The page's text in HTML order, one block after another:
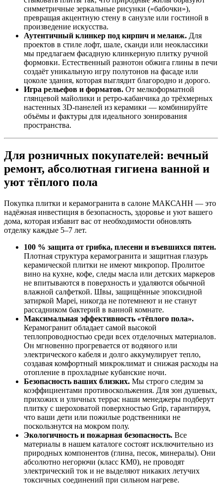
симметричные зеркальные рисунки («бабочки»),
превращая акцентную стену в санузле или гостиной в
произведение искусства.
Аутентичный клинкер под кирпич и меланж. Для
проектов в стиле лофт, шале, сканди или неоклассики
мы предлагаем фасадную клинкерную плитку ручной
формовки. Естественный разнотон обжига глины в печи
создаёт уникальную игру полутонов на фасаде или
цоколе здания, которая выглядит благородно и дорого.
Игра рельефов и форматов. От мелкоформатной
глянцевой майолики и ретро‑кабанчика до трёхмерных
настенных 3D‑панелей из керамики — комбинируйте
объёмы и фактуры для идеального зонирования
пространства.
Для розничных покупателей: вечный
ремонт, абсолютная гигиена ванной и
уют тёплого пола
Покупка плитки и керамогранита в салоне МАКСАНН — это
надёжная инвестиция в безопасность, здоровье и уют вашего
дома, которая избавит вас от необходимости обновлять
отделку каждые 5–7 лет.
100 % защита от грибка, плесени и въевшихся пятен.
Плотная структура керамогранита и защитная глазурь
керамической плитки не имеют микропор. Пролитое
вино на кухне, кофе, следы масла или детских маркеров
не впитываются в поверхность и удаляются обычной
влажной салфеткой. Швы, защищённые эпоксидной
затиркой Mapei, никогда не потемнеют и не станут
рассадником бактерий в ванной комнате.
Максимальная эффективность «тёплого пола».
Керамогранит обладает самой высокой
теплопроводностью среди всех отделочных материалов.
Он мгновенно прогревается от водяного или
электрического кабеля и долго аккумулирует тепло,
создавая комфортный микроклимат и снижая расходы на
отопление в прохладные кубанские ночи.
Безопасность ваших близких. Мы строго следим за
коэффициентами противоскольжения. Для зон душевых,
прихожих и уличных террас наши менеджеры подберут
плитку с шероховатой поверхностью Grip, гарантируя,
что ваши дети или пожилые родственники не
поскользнутся на мокром полу.
Экологичность и пожарная безопасность. Все
материалы в нашем каталоге состоят исключительно из
природных компонентов (глина, песок, минералы). Они
абсолютно негорючи (класс КМ0), не проводят
электрический ток и не выделяют никаких летучих
токсичных соединений при сильном нагреве.